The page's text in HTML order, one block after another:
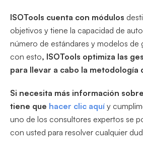
ISOTools cuenta con módulos
objetivos y tiene la capacidad de
número de estándares y modelos de
con esto, ISOTools optimiza las
para llevar a cabo la metodología
Si necesita más información
tiene que hacer clic aquí y
uno de los consultores expertos se
con usted para resolver cualquier